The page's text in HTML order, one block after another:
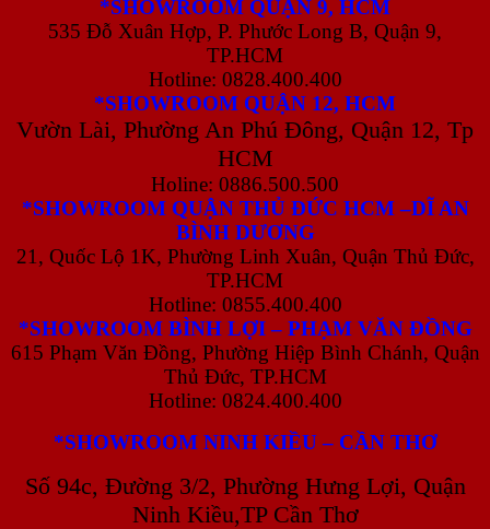
*SHOWROOM QUẬN 9, HCM
535 Đỗ Xuân Hợp, P. Phước Long B, Quận 9,
TP.HCM
Hotline: 0828.400.400
*SHOWROOM QUẬN 12, HCM
Vườn Lài, Phường An Phú Đông, Quận 12, Tp
HCM
Holine: 0886.500.500
*SHOWROOM QUẬN THỦ ĐỨC HCM –DĨ AN
BÌNH DƯƠNG
21, Quốc Lộ 1K, Phường Linh Xuân, Quận Thủ Đức,
TP.HCM
Hotline: 0855.400.400
*SHOWROOM BÌNH LỢI – PHẠM VĂN ĐỒNG
615 Phạm Văn Đồng, Phường Hiệp Bình Chánh, Quận
Thủ Đức, TP.HCM
Hotline: 0824.400.400
*SHOWROOM NINH KIỀU – CẦN THƠ
Số 94c, Đường 3/2, Phường Hưng Lợi, Quận
Ninh Kiều,TP Cần Thơ